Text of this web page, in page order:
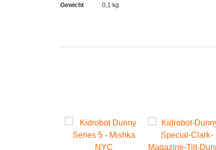
Gewicht 0,1 kg